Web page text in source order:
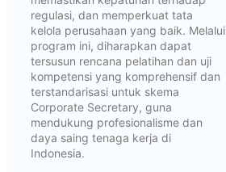
regulasi, dan memperkuat tata
kelola perusahaan yang baik. Melalui
program ini, diharapkan dapat
tersusun rencana pelatihan dan uji
kompetensi yang komprehensif dan
terstandarisasi untuk skema
Corporate Secretary, guna
mendukung profesionalisme dan
daya saing tenaga kerja di
Indonesia.